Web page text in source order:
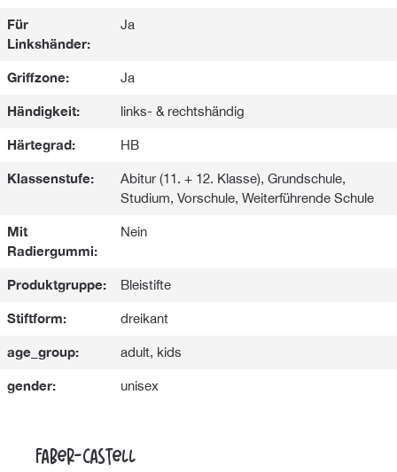
Für
Linkshänder:
Ja
Griffzone: Ja
Händigkeit: links- & rechtshändig
Härtegrad: HB
Klassenstufe:
Abitur (11. + 12. Klasse), Grundschule,
Studium, Vorschule, Weiterführende Schule
Mit
Radiergummi:
Nein
Produktgruppe: Bleistifte
Stiftform: dreikant
age_group: adult, kids
gender: unisex
Faber-Castell